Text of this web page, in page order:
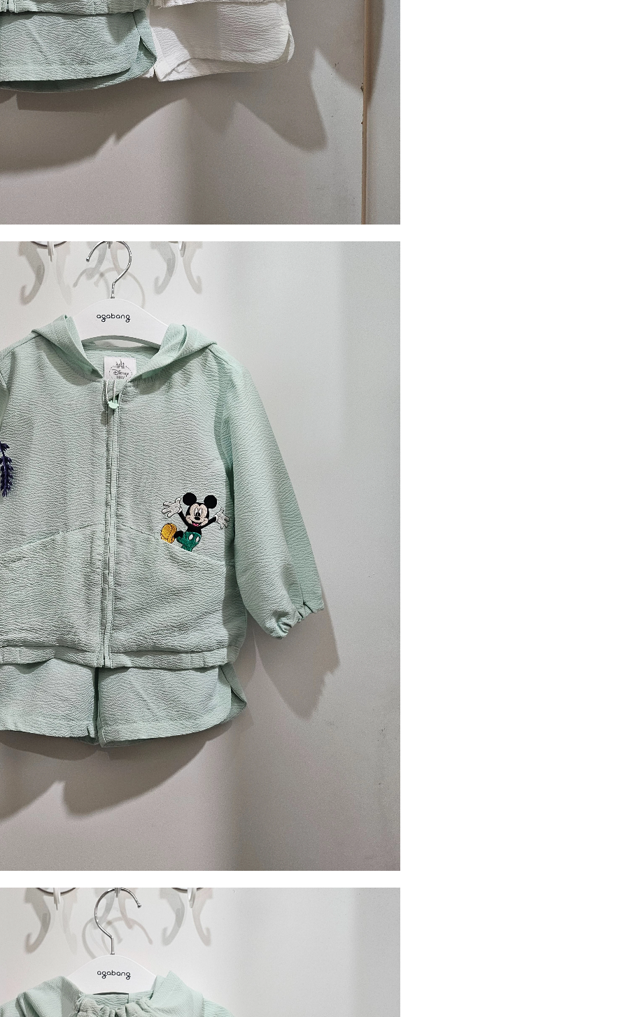
전체 다운로드
쇼핑 계속하기 장바구니 가기